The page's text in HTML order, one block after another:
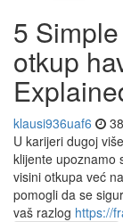
5
otkup
klausi936uaf6
U karijeri dugoj
klijente upoznamo
visini otkupa već
pomogli da se
vaš razlog https://